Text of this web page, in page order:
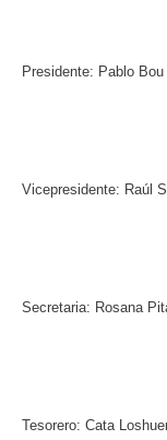
Presidente: Pablo Bou
Vicepresidente: Raúl
Secretaria: Rosana
Tesorero: Cata